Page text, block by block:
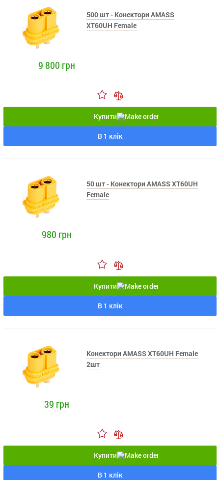
500 шт - Конектори AMASS
XT60UH Female
9 800 грн
Купити
В 1 клік
50 шт - Конектори AMASS XT60UH
Female
980 грн
Купити
В 1 клік
Конектори AMASS XT60UH Female
2шт
39 грн
Купити
В 1 клік